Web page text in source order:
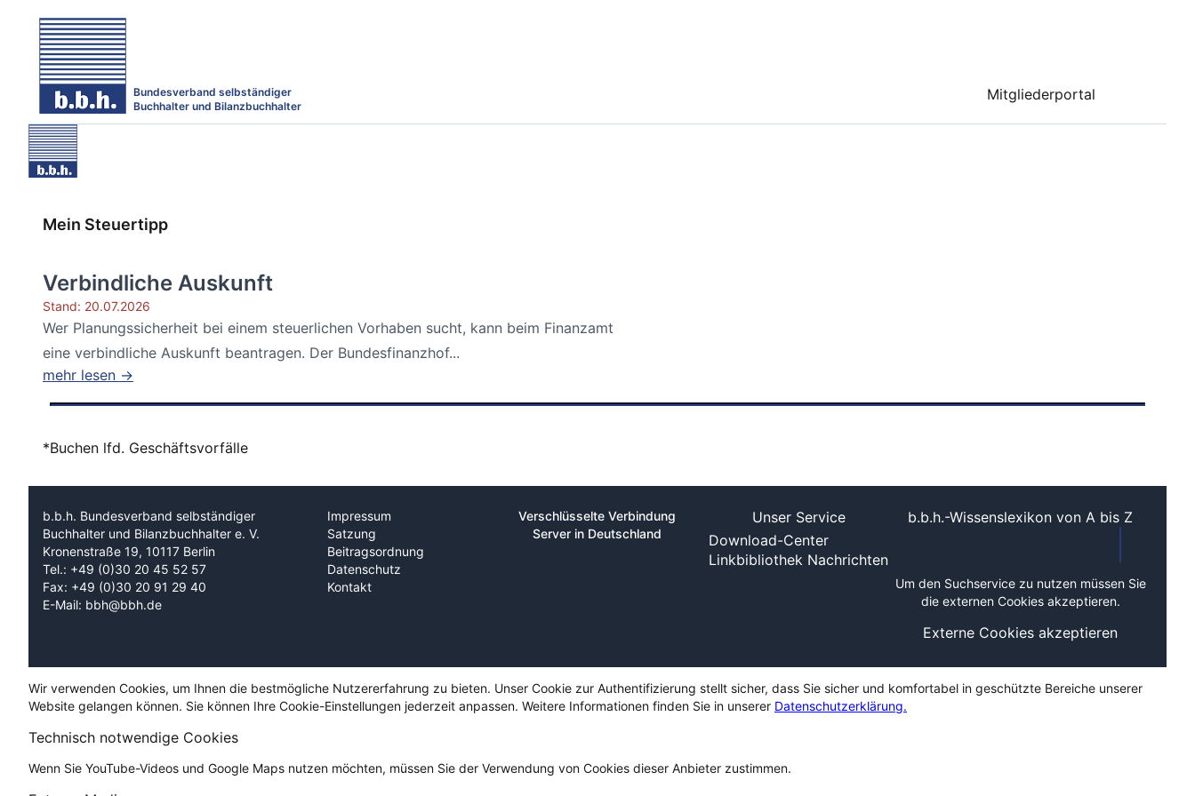
Bundesverband selbständiger
Buchhalter und Bilanzbuchhalter
Mitgliederportal
Mein Steuertipp
Verbindliche Auskunft
Stand: 20.07.2026
Wer Planungssicherheit bei einem steuerlichen Vorhaben sucht, kann beim Finanzamt
eine verbindliche Auskunft beantragen. Der Bundesfinanzhof...
mehr lesen →
*Buchen lfd. Geschäftsvorfälle
b.b.h. Bundesverband selbständiger
Buchhalter und Bilanzbuchhalter e. V.
Kronenstraße 19, 10117 Berlin
Tel.: +49 (0)30 20 45 52 57
Fax: +49 (0)30 20 91 29 40
E-Mail: bbh@bbh.de
Impressum
Satzung
Beitragsordnung
Datenschutz
Kontakt
Verschlüsselte Verbindung
Server in Deutschland
Unser Service
Download-Center
Linkbibliothek Nachrichten
b.b.h.-Wissenslexikon von A bis Z
Um den Suchservice zu nutzen müssen Sie
die externen Cookies akzeptieren.
Externe Cookies akzeptieren
Wir verwenden Cookies, um Ihnen die bestmögliche Nutzererfahrung zu bieten. Unser Cookie zur Authentifizierung stellt sicher, dass Sie sicher und komfortabel in geschützte Bereiche unserer
Website gelangen können. Sie können Ihre Cookie-Einstellungen jederzeit anpassen. Weitere Informationen finden Sie in unserer Datenschutzerklärung.
Technisch notwendige Cookies
Wenn Sie YouTube-Videos und Google Maps nutzen möchten, müssen Sie der Verwendung von Cookies dieser Anbieter zustimmen.